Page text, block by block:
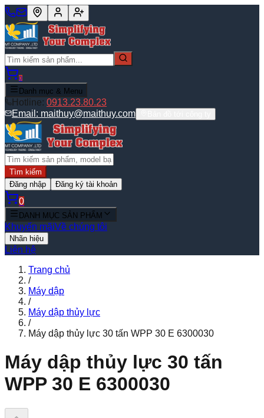
0
Danh mục & Menu
Hotline: 0913.23.80.23
Email: maithuy@maithuy.com
Tìm kiếm
Đăng nhập
Đăng ký tài khoản
0
DANH MỤC SẢN PHẨM
Khuyến mãiVề chúng tôi
Nhãn hiệu
Liên hệ
Trang chủ
/
Máy dập
/
Máy dập thủy lực
/
Máy dập thủy lực 30 tấn WPP 30 E 6300030
Máy dập thủy lực 30 tấn
WPP 30 E 6300030